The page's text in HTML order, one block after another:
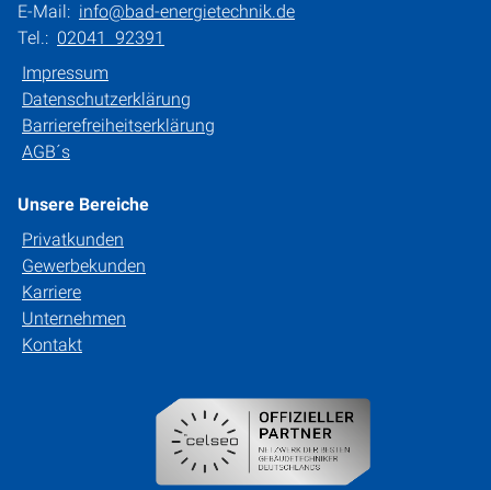
E-Mail: info@bad-energietechnik.de
Tel.: 02041 92391
Impressum
Datenschutzerklärung
Barrierefreiheitserklärung
AGB´s
Unsere Bereiche
Privatkunden
Gewerbekunden
Karriere
Unternehmen
Kontakt